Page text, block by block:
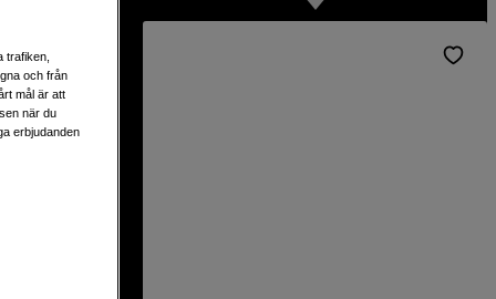
EF-
trafiken,
och från
mål är att
när du
erbjudanden